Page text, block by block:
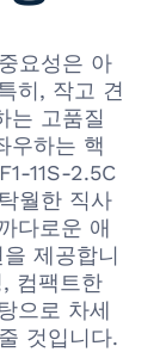
요성은 아
히, 작고 견
는 고품질
우하는 핵
11S-2.5C
월한 직사
다로운 애
제공합니
컴팩트한
으로 차세
것입니다.